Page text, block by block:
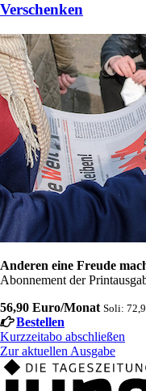
Verschenken
Anderen eine Freude
Abonnement der
56,90 Euro/Monat Soli:
Bestellen
Kurzzeitabo abschließen
Zur aktuellen Ausgabe